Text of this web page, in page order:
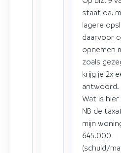
staat oa.
lagere
daarvoor
opnemen
zoals
krijg je 2x
antwoord.
Wat is hier
NB de
mijn
645.000
(schuld/